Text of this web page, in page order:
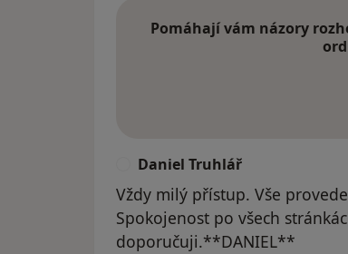
Pomáhají vám názory
Daniel Truhlář
Vždy milý přístup. Vše
Spokojenost po všech
doporučuji.**DANIEL**